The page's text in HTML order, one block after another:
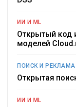
ИИ И ML
Открытый код
моделей
ПОИСК И РЕКЛАМА
Открытая
ИИ И ML